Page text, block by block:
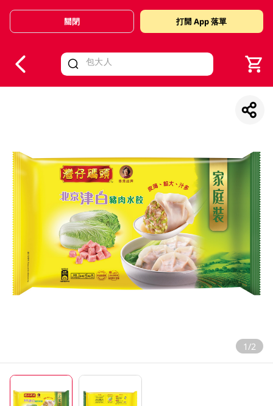
Valid Until 30 June 2026
關閉 打開 App 落單
1/2